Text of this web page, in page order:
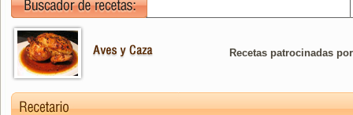
Recetas patrocinadas